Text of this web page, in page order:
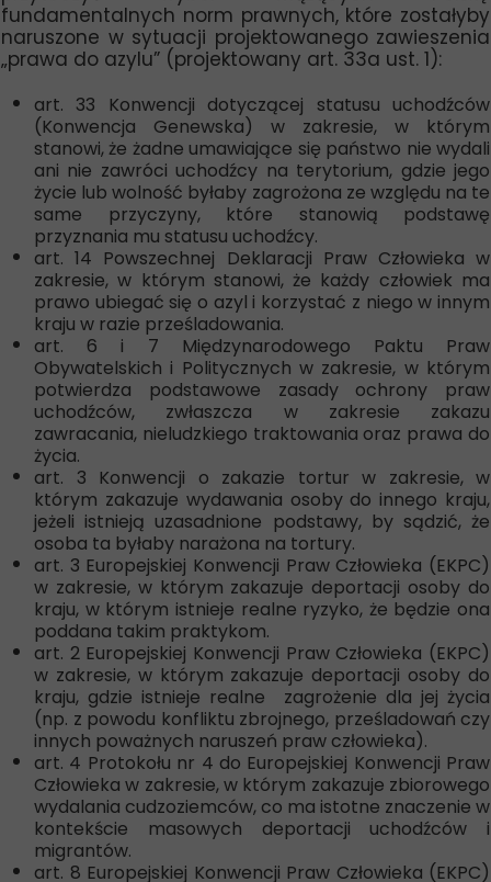
fundamentalnych norm prawnych, które zostałyby
naruszone w sytuacji projektowanego zawieszenia
„prawa do azylu” (projektowany art. 33a ust. 1):
art. 33 Konwencji dotyczącej statusu uchodźców
(Konwencja Genewska) w zakresie, w którym
stanowi, że żadne umawiające się państwo nie wydali
ani nie zawróci uchodźcy na terytorium, gdzie jego
życie lub wolność byłaby zagrożona ze względu na te
same przyczyny, które stanowią podstawę
przyznania mu statusu uchodźcy.
art. 14 Powszechnej Deklaracji Praw Człowieka w
zakresie, w którym stanowi, że każdy człowiek ma
prawo ubiegać się o azyl i korzystać z niego w innym
kraju w razie prześladowania.
art. 6 i 7 Międzynarodowego Paktu Praw
Obywatelskich i Politycznych w zakresie, w którym
potwierdza podstawowe zasady ochrony praw
uchodźców, zwłaszcza w zakresie zakazu
zawracania, nieludzkiego traktowania oraz prawa do
życia.
art. 3 Konwencji o zakazie tortur w zakresie, w
którym zakazuje wydawania osoby do innego kraju,
jeżeli istnieją uzasadnione podstawy, by sądzić, że
osoba ta byłaby narażona na tortury.
art. 3 Europejskiej Konwencji Praw Człowieka (EKPC)
w zakresie, w którym zakazuje deportacji osoby do
kraju, w którym istnieje realne ryzyko, że będzie ona
poddana takim praktykom.
art. 2 Europejskiej Konwencji Praw Człowieka (EKPC)
w zakresie, w którym zakazuje deportacji osoby do
kraju, gdzie istnieje realne zagrożenie dla jej życia
(np. z powodu konfliktu zbrojnego, prześladowań czy
innych poważnych naruszeń praw człowieka).
art. 4 Protokołu nr 4 do Europejskiej Konwencji Praw
Człowieka w zakresie, w którym zakazuje zbiorowego
wydalania cudzoziemców, co ma istotne znaczenie w
kontekście masowych deportacji uchodźców i
migrantów.
art. 8 Europejskiej Konwencji Praw Człowieka (EKPC)